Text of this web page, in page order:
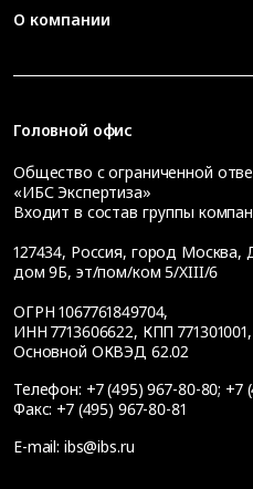
О компании
Головной офис
Общество с ограниченной
«ИБС Экспертиза»
Входит в состав группы
127434, Россия, город Москва,
дом 9Б, эт/пом/ком 5/XIII/6
ОГРН 1067761849704,
ИНН 7713606622, КПП 771301001,
Основной ОКВЭД 62.02
Телефон: +7 (495) 967-80-80; +7
Факс: +7 (495) 967-80-81
E-mail: ibs@ibs.ru